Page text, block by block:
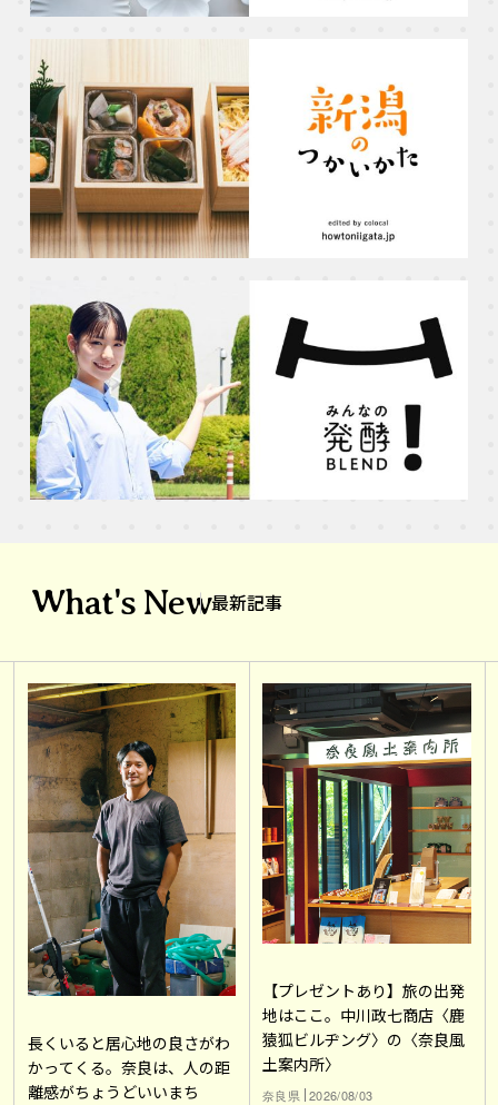
What's New最新記事
長くいると居心地の良さがわ
かってくる。奈良は、人の距
離感がちょうどいいまち
【プレゼントあり】旅の出発
地はここ。中川政七商店〈鹿
猿狐ビルヂング〉の〈奈良風
土案内所〉
奈良県 2026/08/03